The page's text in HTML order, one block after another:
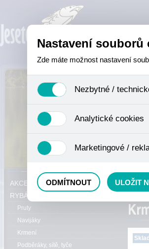
AKCE, SLEVY, VÝPRODEJ
RYBÁŘSKÝ SORTIMENT
Pruty
Navijáky
Krmení
Podběráky, sítě, tyče
Nastavení souborů
Zde máte možnost nastavení
Nezbytné /
se mimo jiné k ukládání produktů
není zapotřebí Váš souhlas a není
Analytické cookies
nejedná o osobní údaje, protože
odkazy, prohlížené zboží apod.
Marketingové /
ODMÍTNOUT ULOŽIT